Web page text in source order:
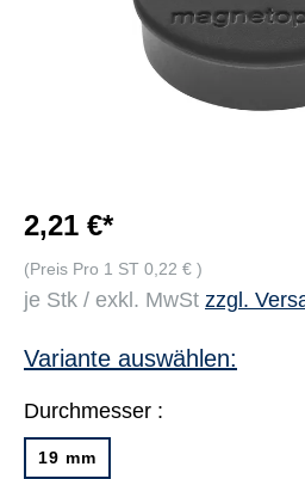
2,21 €*
(Preis Pro 1 ST 0,22 € )
je Stk / exkl. MwSt zzgl.
Variante auswählen:
Durchmesser :
19 mm